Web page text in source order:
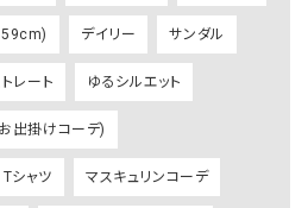
デイリー サンダル
レート ゆるシルエット
出掛けコーデ)
Tシャツ マスキュリンコーデ